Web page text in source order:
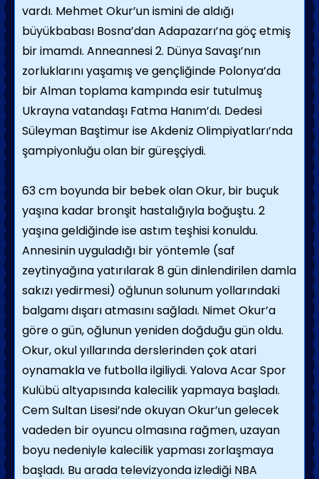
vardı. Mehmet Okur’un ismini de aldığı
büyükbabası Bosna’dan Adapazarı’na göç etmiş
bir imamdı. Anneannesi 2. Dünya Savaşı’nın
zorluklarını yaşamış ve gençliğinde Polonya’da
bir Alman toplama kampında esir tutulmuş
Ukrayna vatandaşı Fatma Hanım’dı. Dedesi
Süleyman Baştimur ise Akdeniz Olimpiyatları’nda
şampiyonluğu olan bir güreşçiydi.
63 cm boyunda bir bebek olan Okur, bir buçuk
yaşına kadar bronşit hastalığıyla boğuştu. 2
yaşına geldiğinde ise astım teşhisi konuldu.
Annesinin uyguladığı bir yöntemle (saf
zeytinyağına yatırılarak 8 gün dinlendirilen damla
sakızı yedirmesi) oğlunun solunum yollarındaki
balgamı dışarı atmasını sağladı. Nimet Okur’a
göre o gün, oğlunun yeniden doğduğu gün oldu.
Okur, okul yıllarında derslerinden çok atari
oynamakla ve futbolla ilgiliydi. Yalova Acar Spor
Kulübü altyapısında kalecilik yapmaya başladı.
Cem Sultan Lisesi’nde okuyan Okur’un gelecek
vadeden bir oyuncu olmasına rağmen, uzayan
boyu nedeniyle kalecilik yapması zorlaşmaya
başladı. Bu arada televizyonda izlediği NBA